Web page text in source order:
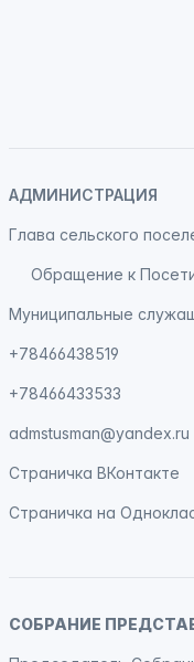
АДМИНИСТРАЦИЯ
Глава сельского
Обращение к
Муниципальные
+78466438519
+78466433533
admstusman@yandex.ru
Страничка ВКонтакте
Страничка на
СОБРАНИЕ